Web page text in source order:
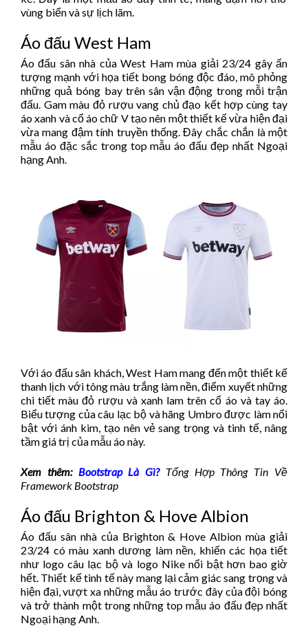
vùng biển và sự lịch lãm.
Áo đấu West Ham
Áo đấu sân nhà của West Ham mùa giải 23/24 gây ấn
tượng mạnh với họa tiết bong bóng độc đáo, mô phỏng
những quả bóng bay trên sân vận động trong mỗi trận
đấu. Gam màu đỏ rượu vang chủ đạo kết hợp cùng tay
áo xanh và cổ áo chữ V tạo nên một thiết kế vừa hiện đại
vừa mang đậm tính truyền thống. Đây chắc chắn là một
mẫu áo đặc sắc trong top mẫu áo đấu đẹp nhất Ngoại
hạng Anh.
Với áo đấu sân khách, West Ham mang đến một thiết kế
thanh lịch với tông màu trắng làm nền, điểm xuyết những
chi tiết màu đỏ rượu và xanh lam trên cổ áo và tay áo.
Biểu tượng của câu lạc bộ và hãng Umbro được làm nổi
bật với ánh kim, tạo nên vẻ sang trọng và tinh tế, nâng
tầm giá trị của mẫu áo này.
Xem thêm: Bootstrap Là Gì? Tổng Hợp Thông Tin Về
Framework Bootstrap
Áo đấu Brighton & Hove Albion
Áo đấu sân nhà của Brighton & Hove Albion mùa giải
23/24 có màu xanh dương làm nền, khiến các họa tiết
như logo câu lạc bộ và logo Nike nổi bật hơn bao giờ
hết. Thiết kế tinh tế này mang lại cảm giác sang trọng và
hiện đại, vượt xa những mẫu áo trước đây của đội bóng
và trở thành một trong những top mẫu áo đấu đẹp nhất
Ngoại hạng Anh.